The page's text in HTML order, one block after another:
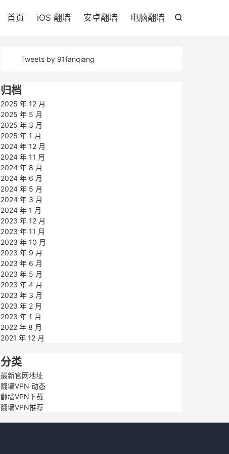

首页 iOS 翻墙 安卓翻墙 电脑翻墙
Tweets by 91fanqiang
归档
2025 年 12 月
2025 年 5 月
2025 年 3 月
2025 年 1 月
2024 年 12 月
2024 年 11 月
2024 年 8 月
2024 年 6 月
2024 年 5 月
2024 年 3 月
2024 年 1 月
2023 年 12 月
2023 年 11 月
2023 年 10 月
2023 年 9 月
2023 年 6 月
2023 年 5 月
2023 年 4 月
2023 年 3 月
2023 年 2 月
2023 年 1 月
2022 年 8 月
2021 年 12 月
分类
最新官网地址
翻墙VPN 动态
翻墙VPN下载
翻墙VPN推荐